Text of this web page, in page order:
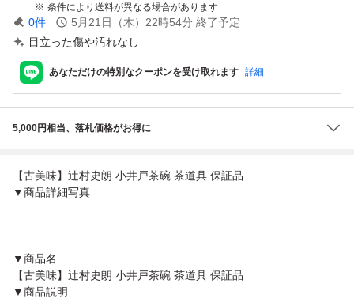
条件により送料が異なる場合があります
0件 5月21日（木）22時54分 終了予定
目立った傷や汚れなし
あなただけの特別なクーポンを受け取れます 詳細
5,000円相当、落札価格がお得に
【古美味】辻村史朗 小井戸茶碗 茶道具 保証品
▼商品詳細写真
▼商品名
【古美味】辻村史朗 小井戸茶碗 茶道具 保証品
▼商品説明